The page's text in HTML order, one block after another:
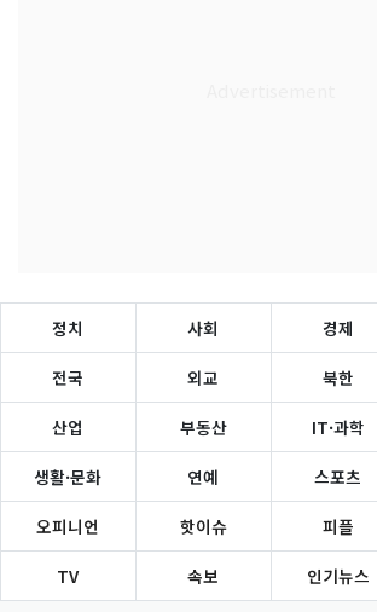
정치 사회 경제
전국 외교 북한
산업 부동산 IT·과학
생활·문화 연예 스포츠
오피니언 핫이슈 피플
TV 속보 인기뉴스